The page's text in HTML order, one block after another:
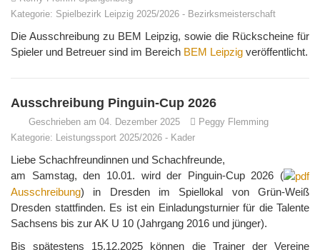
Kategorie: Spielbezirk Leipzig 2025/2026 - Bezirksmeisterschaft
Die Ausschreibung zu BEM Leipzig, sowie die Rückscheine für
Spieler und Betreuer sind im Bereich BEM Leipzig veröffentlicht.
Ausschreibung Pinguin-Cup 2026
Geschrieben am 04. Dezember 2025
Peggy Flemming
Kategorie: Leistungssport 2025/2026 - Kader
Liebe Schachfreundinnen und Schachfreunde,
am Samstag, den 10.01. wird der Pinguin-Cup 2026 (
Ausschreibung) in Dresden im Spiellokal von Grün-Weiß
Dresden stattfinden. Es ist ein Einladungsturnier für die Talente
Sachsens bis zur AK U 10 (Jahrgang 2016 und jünger).
Bis spätestens 15.12.2025 können die Trainer der Vereine